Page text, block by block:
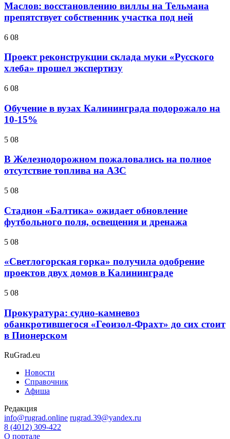
Маслов: восстановлению виллы на Тельмана
препятствует собственник участка под ней
6 08
Проект реконструкции склада муки «Русского
хлеба» прошел экспертизу
6 08
Обучение в вузах Калининграда подорожало на
10-15%
5 08
В Железнодорожном пожаловались на полное
отсутствие топлива на АЗС
5 08
Стадион «Балтика» ожидает обновление
футбольного поля, освещения и дренажа
5 08
«Светлогорская горка» получила одобрение
проектов двух домов в Калининграде
5 08
Прокуратура: судно-камневоз
обанкротившегося «Геоизол-Фрахт» до сих стоит
в Пионерском
RuGrad.eu
Новости
Справочник
Афиша
Редакция
info@rugrad.online rugrad.39@yandex.ru
8 (4012) 309-422
О портале